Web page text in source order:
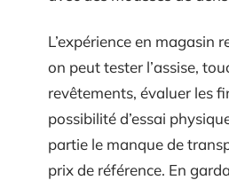
L’expérience en magasin
on peut tester l’assise,
revêtements, évaluer les
possibilité d’essai
partie le manque de
prix de référence. En